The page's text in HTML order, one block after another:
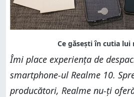
Îmi place experiența de
smartphone-ul Realme 10.
producători, Realme nu-ți